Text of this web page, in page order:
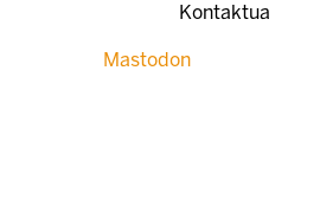
Kontaktua
Mastodon